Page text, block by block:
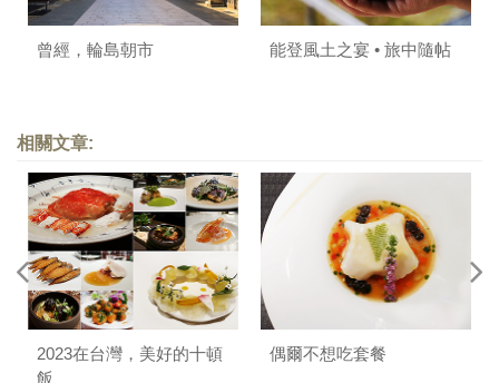
曾經，輪島朝市 能登風土之宴 • 旅中隨帖
相關文章:
2023在台灣，美好的十頓
飯
偶爾不想吃套餐